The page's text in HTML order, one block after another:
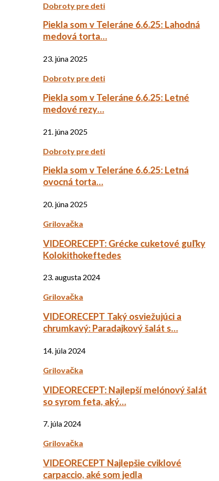
Dobroty pre deti
Piekla som v Teleráne 6.6.25: Lahodná
medová torta…
23. júna 2025
Dobroty pre deti
Piekla som v Teleráne 6.6.25: Letné
medové rezy…
21. júna 2025
Dobroty pre deti
Piekla som v Teleráne 6.6.25: Letná
ovocná torta…
20. júna 2025
Grilovačka
VIDEORECEPT: Grécke cuketové guľky
Kolokithokeftedes
23. augusta 2024
Grilovačka
VIDEORECEPT Taký osviežujúci a
chrumkavý: Paradajkový šalát s…
14. júla 2024
Grilovačka
VIDEORECEPT: Najlepší melónový šalát
so syrom feta, aký…
7. júla 2024
Grilovačka
VIDEORECEPT Najlepšie cviklové
carpaccio, aké som jedla